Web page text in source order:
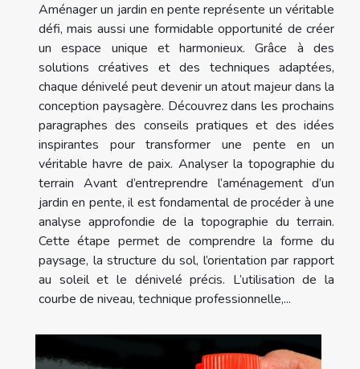
Aménager un jardin en pente représente un véritable
défi, mais aussi une formidable opportunité de créer
un espace unique et harmonieux. Grâce à des
solutions créatives et des techniques adaptées,
chaque dénivelé peut devenir un atout majeur dans la
conception paysagère. Découvrez dans les prochains
paragraphes des conseils pratiques et des idées
inspirantes pour transformer une pente en un
véritable havre de paix. Analyser la topographie du
terrain Avant d’entreprendre l’aménagement d’un
jardin en pente, il est fondamental de procéder à une
analyse approfondie de la topographie du terrain.
Cette étape permet de comprendre la forme du
paysage, la structure du sol, l’orientation par rapport
au soleil et le dénivelé précis. L’utilisation de la
courbe de niveau, technique professionnelle,...